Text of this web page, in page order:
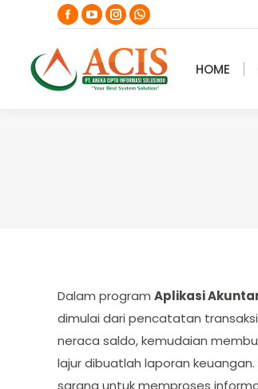
Facebook
page
opens
in
YouTube
page
opens
in
Instagram
page
opens
in
Whatsapp
page
opens
in
HOME
Dalam program Aplikasi
dimulai dari pencatatan
neraca saldo, kemudaian
lajur dibuatlah laporan
sarana untuk memproses